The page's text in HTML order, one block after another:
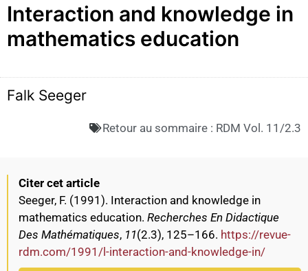
Interaction and knowledge in
mathematics education
Falk Seeger
Retour au sommaire : RDM Vol. 11/2.3
Citer cet article
Seeger, F. (1991). Interaction and knowledge in
mathematics education. Recherches En Didactique
Des Mathématiques, 11(2.3), 125–166. https://revue-
rdm.com/1991/l-interaction-and-knowledge-in/